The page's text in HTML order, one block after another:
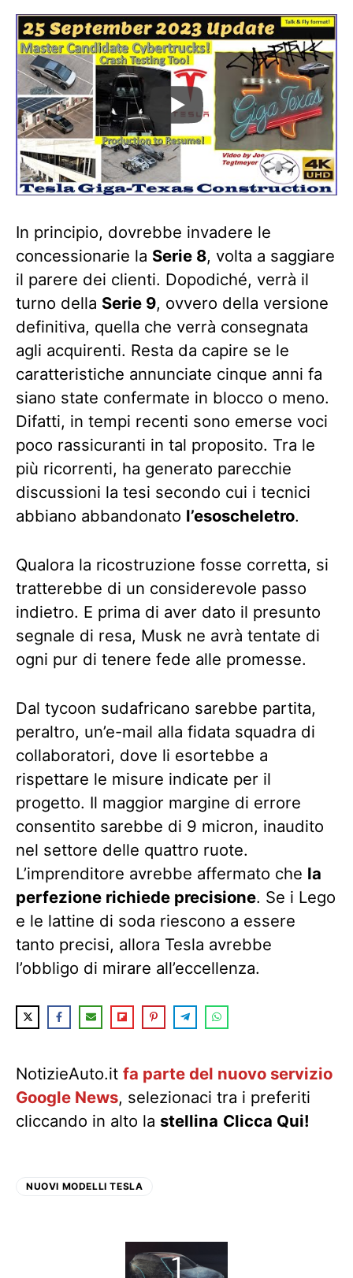
In principio, dovrebbe invadere le
concessionarie la Serie 8, volta a saggiare
il parere dei clienti. Dopodiché, verrà il
turno della Serie 9, ovvero della versione
definitiva, quella che verrà consegnata
agli acquirenti. Resta da capire se le
caratteristiche annunciate cinque anni fa
siano state confermate in blocco o meno.
Difatti, in tempi recenti sono emerse voci
poco rassicuranti in tal proposito. Tra le
più ricorrenti, ha generato parecchie
discussioni la tesi secondo cui i tecnici
abbiano abbandonato l’esoscheletro.
Qualora la ricostruzione fosse corretta, si
tratterebbe di un considerevole passo
indietro. E prima di aver dato il presunto
segnale di resa, Musk ne avrà tentate di
ogni pur di tenere fede alle promesse.
Dal tycoon sudafricano sarebbe partita,
peraltro, un’e-mail alla fidata squadra di
collaboratori, dove li esortebbe a
rispettare le misure indicate per il
progetto. Il maggior margine di errore
consentito sarebbe di 9 micron, inaudito
nel settore delle quattro ruote.
L’imprenditore avrebbe affermato che la
perfezione richiede precisione. Se i Lego
e le lattine di soda riescono a essere
tanto precisi, allora Tesla avrebbe
l’obbligo di mirare all’eccellenza.
NotizieAuto.it fa parte del nuovo servizio
Google News, selezionaci tra i preferiti
cliccando in alto la stellina Clicca Qui!
NUOVI MODELLI TESLA